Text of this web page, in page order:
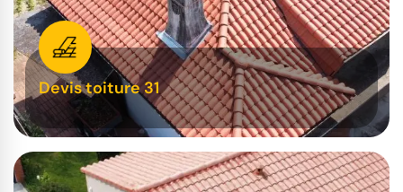
Devis toiture 31